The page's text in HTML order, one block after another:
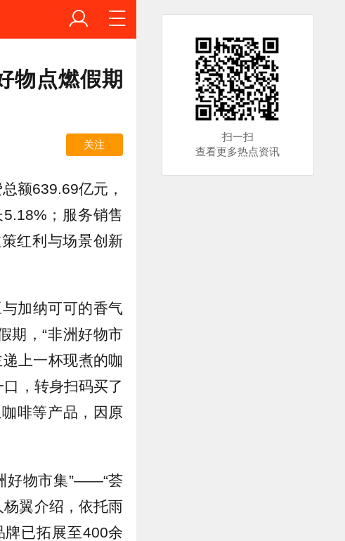
物点燃假期
关注
额639.69亿元，
；服务销售
红利与场景创新
加纳可可的香气
期，“非洲好物市
上一杯现煮的咖
，转身扫码买了
啡等产品，因原
好物市集”——“荟
杨翼介绍，依托雨
已拓展至400余
扫一扫
查看更多热点资讯